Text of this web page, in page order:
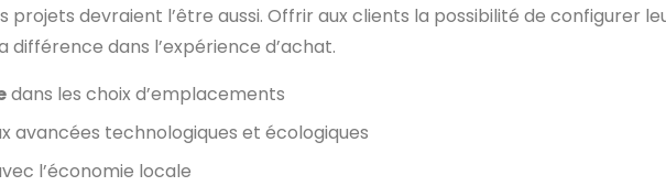
projets devraient l’être aussi. Offrir aux clients la possibilité de configurer
dans l’expérience d’achat.
dans les choix d’emplacements
avancées technologiques et écologiques
l’économie locale